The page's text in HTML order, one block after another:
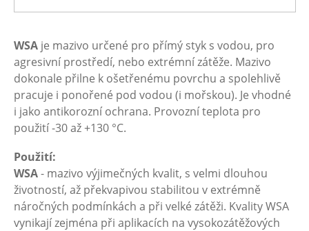
WSA je mazivo určené pro přímý styk s vodou, pro
agresivní prostředí, nebo extrémní zátěže. Mazivo
dokonale přilne k ošetřenému povrchu a spolehlivě
pracuje i ponořené pod vodou (i mořskou). Je vhodné
i jako antikorozní ochrana. Provozní teplota pro
použití -30 až +130 °C.
Použití:
WSA- mazivo výjimečných kvalit, s velmi dlouhou
životností, až překvapivou stabilitou v extrémně
náročných podmínkách a při velké zátěži. Kvality WSA
vynikají zejména při aplikacích na vysokozátěžových